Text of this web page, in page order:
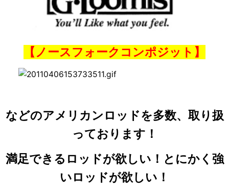
【ノースフォークコンポジット】
などのアメリカンロッドを多数、取り扱
っております！
満足できるロッドが欲しい！とにかく強
いロッドが欲しい！